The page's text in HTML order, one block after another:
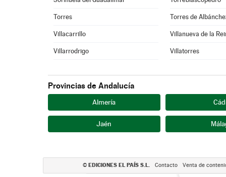
Torres Torres de
Villacarrillo Villanueva de la
Villarrodrigo Villatorres
Provincias de Andalucía
Almería
Jaén
© EDICIONES EL PAÍS S.L. Contacto Venta de